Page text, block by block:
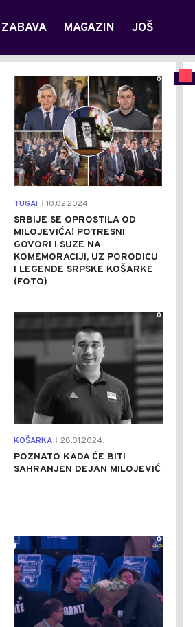
ZABAVA MAGAZIN JOŠ
TUGA! 10.02.2024.
SRBIJE SE OPROSTILA OD
MILOJEVIĆA! POTRESNI
GOVORI I SUZE NA
KOMEMORACIJI, UZ PORODICU
I LEGENDE SRPSKE KOŠARKE
(FOTO)
0
KOŠARKA 28.01.2024.
POZNATO KADA ĆE BITI
SAHRANJEN DEJAN MILOJEVIĆ
0
0